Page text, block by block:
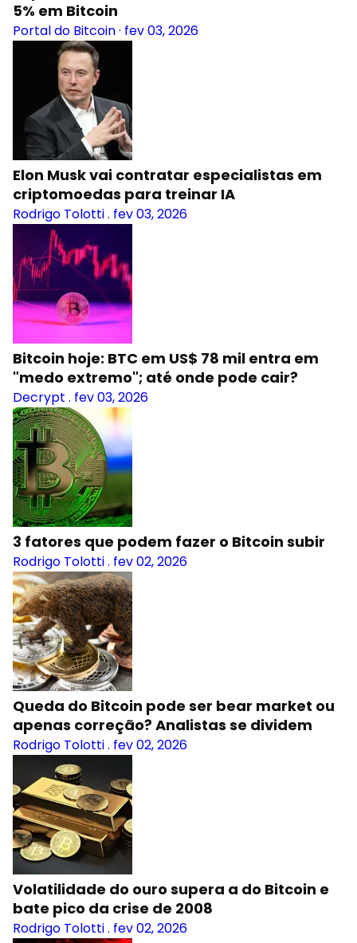
5% em Bitcoin
Portal do Bitcoin· fev 03, 2026
Elon Musk vai contratar especialistas em
criptomoedas para treinar IA
Rodrigo Tolotti. fev 03, 2026
Bitcoin hoje: BTC em US$ 78 mil entra em
"medo extremo"; até onde pode cair?
Decrypt . fev 03, 2026
3 fatores que podem fazer o Bitcoin subir
Rodrigo Tolotti. fev 02, 2026
Queda do Bitcoin pode ser bear market ou
apenas correção? Analistas se dividem
Rodrigo Tolotti. fev 02, 2026
Volatilidade do ouro supera a do Bitcoin e
bate pico da crise de 2008
Rodrigo Tolotti. fev 02, 2026